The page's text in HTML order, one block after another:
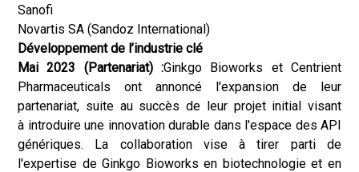
Sanofi
Novartis SA (Sandoz International)
Développement de l’industrie clé
Mai 2023 (Partenariat) :Ginkgo Bioworks et Centrient
Pharmaceuticals ont annoncé l'expansion de leur
partenariat, suite au succès de leur projet initial visant
à introduire une innovation durable dans l'espace des API
génériques. La collaboration vise à tirer parti de
l'expertise de Ginkgo Bioworks en biotechnologie et en